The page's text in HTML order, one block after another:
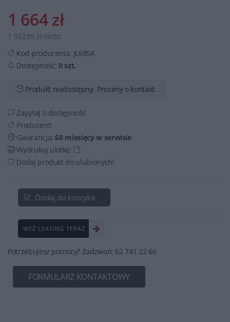
1 664 zł
1 352,85 zł netto
Kod producenta: JL685A
Dostępność:0 szt.
Produkt niedostępny. Prosimy o kontakt.
Zapytaj o dostępność
Producent:
Gwarancja:60 miesięcy w serwisie
Wydrukuj ulotkę:
Dodaj produkt do ulubionych!
Dodaj do koszyka
WEŹ LEASING TERAZ
Potrzebujesz pomocy? Zadzwoń: 62 741 22 66
FORMULARZ KONTAKTOWY